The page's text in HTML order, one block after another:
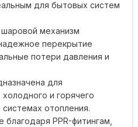
для бытовых систем
шаровой механизм
перекрытие
потери давления и
для
и горячего
отопления.
PPR-фитингам,